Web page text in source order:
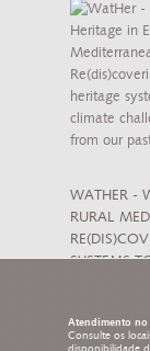
WATHER -
RURAL
SYSTEMS
Atendimento no
Consulte os